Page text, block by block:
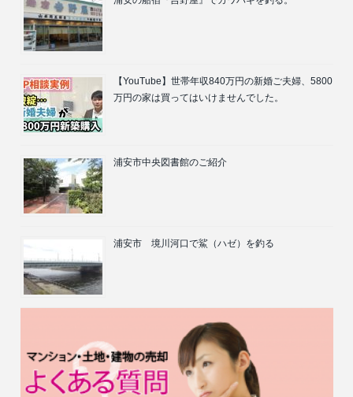
【YouTube】世帯年収840万円の新婚ご夫婦、5800
万円の家は買ってはいけませんでした。
浦安市中央図書館のご紹介
浦安市 境川河口で鯊（ハゼ）を釣る